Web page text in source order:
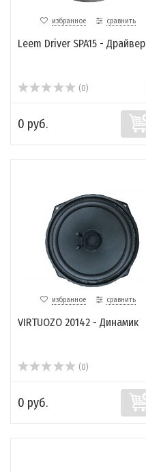
избранное сравнить
Leem Driver SPA15 - Драйвер
(0)
0 руб.
избранное сравнить
VIRTUOZO 20142 - Динамик
(0)
0 руб.